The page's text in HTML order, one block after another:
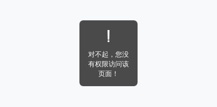
对不起，您没
有权限访问该
页面！